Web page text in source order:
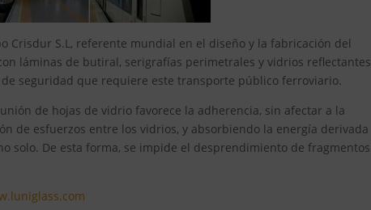
Crisdur S.L, referente mundial en el diseño y la fabricación del
láminas de butiral, serigrafías perimetrales y vidrios reflectantes
seguridad que requiere este transporte público ferroviario.
de hojas de vidrio favorece la adherencia, sin afectar a la
de esfuerzos entre los vidrios, y absorbiendo la energía derivada
solo. De esta forma, se impide el desprendimiento de fragmentos